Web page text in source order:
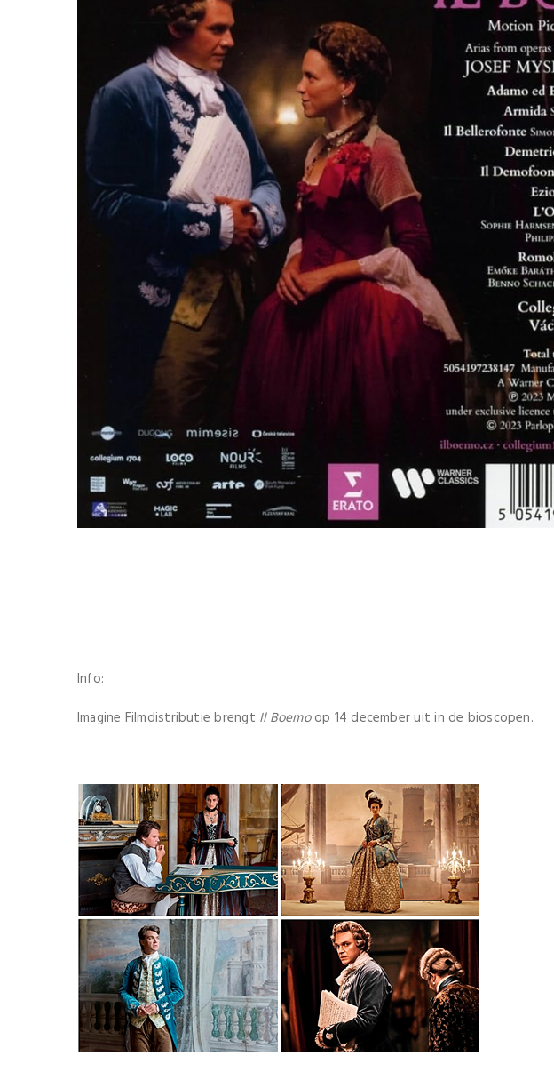
Info:
Imagine Filmdistributie brengt Il Boemoop 14 december uit in de bioscopen.